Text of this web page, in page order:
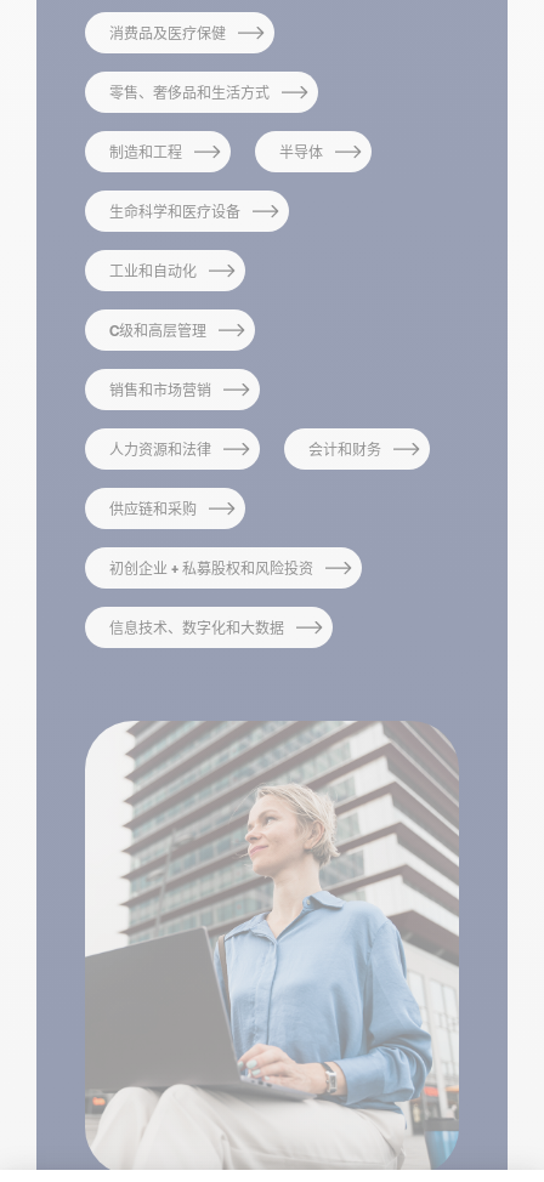
消费品及医疗保健
零售、奢侈品和生活方式
制造和工程 半导体
生命科学和医疗设备
工业和自动化
C级和高层管理
销售和市场营销
人力资源和法律 会计和财务
供应链和采购
初创企业 + 私募股权和风险投资
信息技术、数字化和大数据